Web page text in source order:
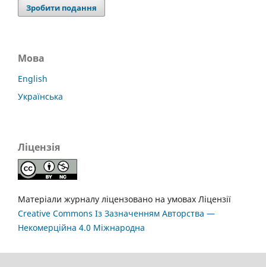
Зробити подання
Мова
English
Українська
Ліцензія
Матеріали журналу ліцензовано на умовах Ліцензії
Creative Commons Із Зазначенням Авторства —
Некомерційна 4.0 Міжнародна